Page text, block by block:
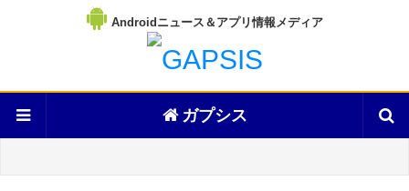
Androidニュース＆アプリ情報メディア
ガプシス